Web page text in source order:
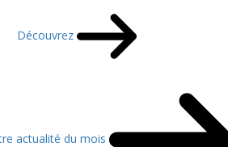
Découvrez
actualité du mois